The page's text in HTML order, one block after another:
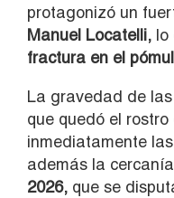
protagonizó un
Manuel Locatelli, lo
fractura en el
La gravedad de
que quedó el rostro
inmediatamente
además la
2026, que se